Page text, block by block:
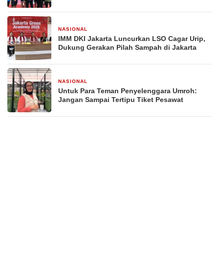
NASIONAL
IMM DKI Jakarta Luncurkan LSO Cagar Urip,
Dukung Gerakan Pilah Sampah di Jakarta
NASIONAL
Untuk Para Teman Penyelenggara Umroh:
Jangan Sampai Tertipu Tiket Pesawat